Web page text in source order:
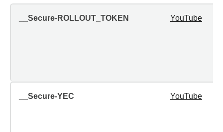
__Secure-ROLLOUT_TOKEN YouTube
__Secure-YEC YouTube